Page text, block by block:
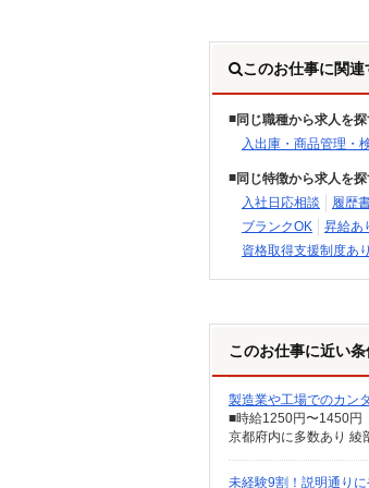
このお仕事に関
同じ職種から求人を
入出庫・商品管理・
同じ特徴から求人を
入社日応相談
履歴
ブランクOK
昇給あ
資格取得支援制度あり
このお仕事に近い
製造業や工場でのカン
■時給1250円〜1450円
京都府内に多数あり 綾
未経験9割！説明通り